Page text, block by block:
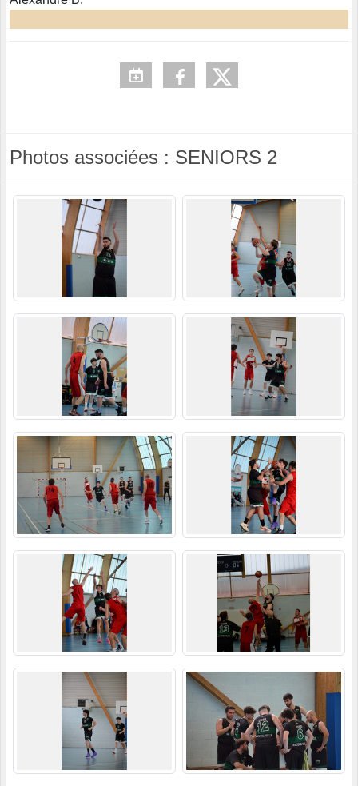
Photos associées : SENIORS 2